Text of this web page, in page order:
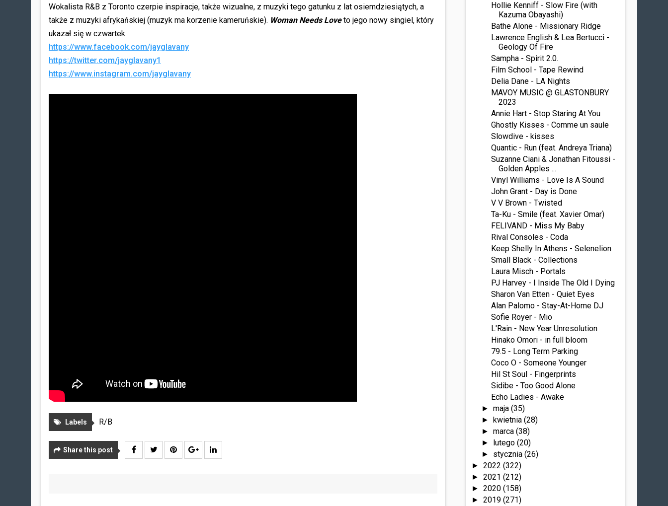
Wokalista R&B z Toronto czerpie inspiracje, także wizualne, z muzyki tego gatunku z lat osiemdziesiątych, a
także z muzyki afrykańskiej (muzyk ma korzenie kameruńskie). Woman Needs Loveto jego nowy singiel, który
ukazał się w czwartek.
https://www.facebook.com/jayglavany
https://twitter.com/jayglavany1
https://www.instagram.com/jayglavany
Labels R/B
Share this post
Hollie Kenniff - Slow Fire (with
Kazuma Obayashi)
Bathe Alone - Missionary Ridge
Lawrence English & Lea Bertucci -
Geology Of Fire
Sampha - Spirit 2.0.
Film School - Tape Rewind
Delia Dane - LA Nights
MAVOY MUSIC @ GLASTONBURY
2023
Annie Hart - Stop Staring At You
Ghostly Kisses - Comme un saule
Slowdive - kisses
Quantic - Run (feat. Andreya Triana)
Suzanne Ciani & Jonathan Fitoussi -
Golden Apples ...
Vinyl Williams - Love Is A Sound
John Grant - Day is Done
V V Brown - Twisted
Ta-Ku - Smile (feat. Xavier Omar)
FELIVAND - Miss My Baby
Rival Consoles - Coda
Keep Shelly In Athens - Selenelion
Small Black - Collections
Laura Misch - Portals
PJ Harvey - I Inside The Old I Dying
Sharon Van Etten - Quiet Eyes
Alan Palomo - Stay-At-Home DJ
Sofie Royer - Mio
L'Rain - New Year Unresolution
Hinako Omori - in full bloom
79.5 - Long Term Parking
Coco O - Someone Younger
Hil St Soul - Fingerprints
Sidibe - Too Good Alone
Echo Ladies - Awake
► maja (35)
► kwietnia (28)
► marca (38)
► lutego (20)
► stycznia (26)
►2022(322)
►2021(212)
►2020(158)
►2019(271)